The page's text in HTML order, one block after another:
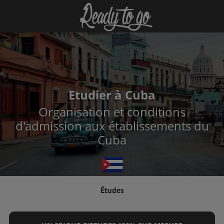
Etudier à Cuba
Organisation et conditions
d'admission aux établissements du
Cuba
Études